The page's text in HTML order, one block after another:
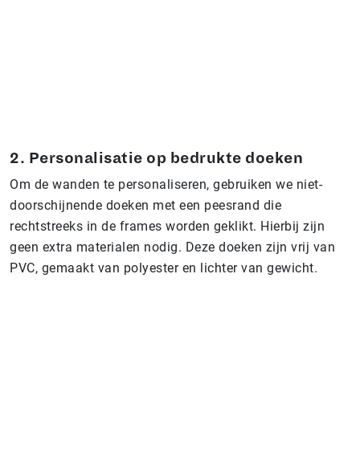
2. Personalisatie op bedrukte doeken
Om de wanden te personaliseren, gebruiken we niet-
doorschijnende doeken met een peesrand die
rechtstreeks in de frames worden geklikt. Hierbij zijn
geen extra materialen nodig. Deze doeken zijn vrij van
PVC, gemaakt van polyester en lichter van gewicht.